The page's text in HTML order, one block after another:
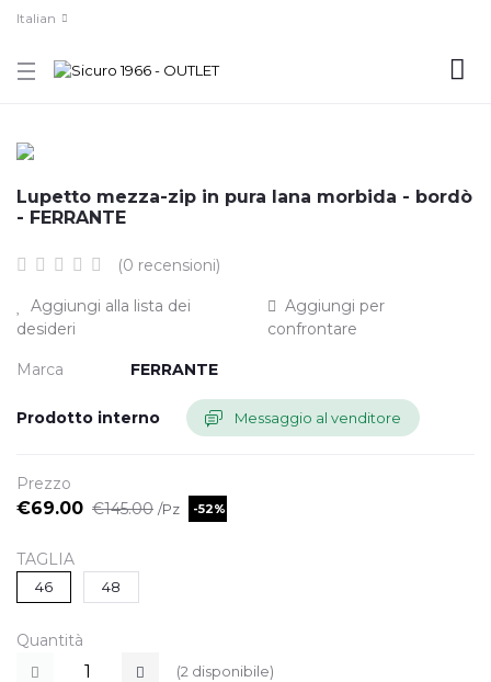
Italian
Lupetto mezza-zip in pura lana morbida - bordò
- FERRANTE
(0 recensioni)
Aggiungi alla lista dei
desideri
Aggiungi per
confrontare
Marca FERRANTE
Prodotto interno Messaggio al venditore
Prezzo
€69.00 €145.00 /Pz -52%
TAGLIA
46 48
Quantità
(2 disponibile)